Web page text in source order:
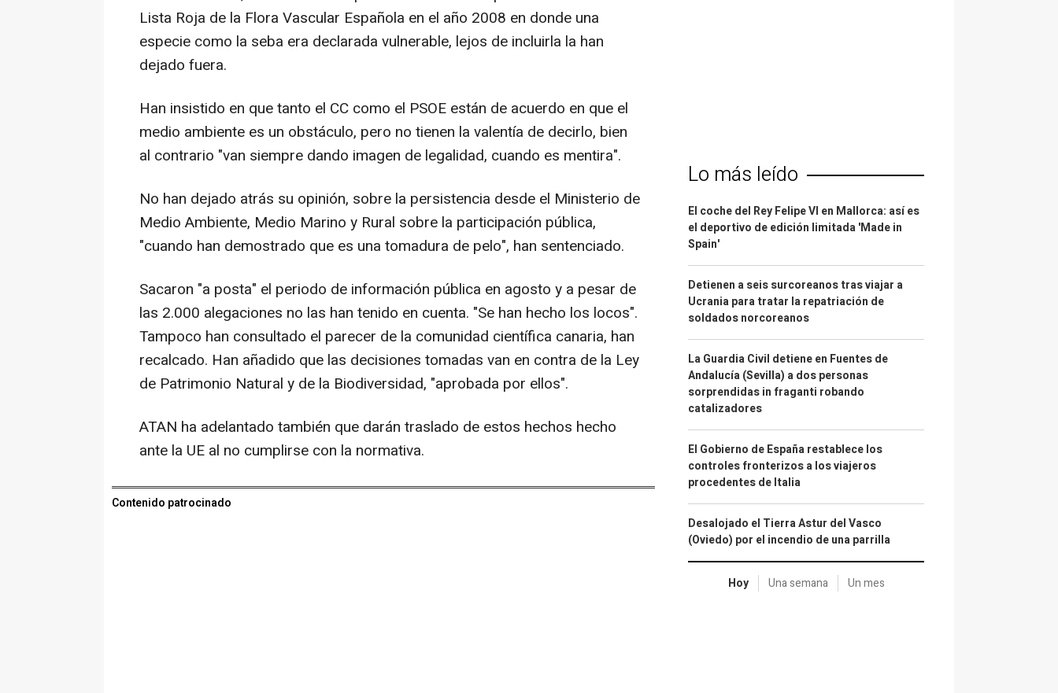
Lista Roja de la Flora Vascular Española en el año 2008 en donde una
especie como la seba era declarada vulnerable, lejos de incluirla la han
dejado fuera.
Han insistido en que tanto el CC como el PSOE están de acuerdo en que el
medio ambiente es un obstáculo, pero no tienen la valentía de decirlo, bien
al contrario "van siempre dando imagen de legalidad, cuando es mentira".
No han dejado atrás su opinión, sobre la persistencia desde el Ministerio de
Medio Ambiente, Medio Marino y Rural sobre la participación pública,
"cuando han demostrado que es una tomadura de pelo", han sentenciado.
Sacaron "a posta" el periodo de información pública en agosto y a pesar de
las 2.000 alegaciones no las han tenido en cuenta. "Se han hecho los locos".
Tampoco han consultado el parecer de la comunidad científica canaria, han
recalcado. Han añadido que las decisiones tomadas van en contra de la Ley
de Patrimonio Natural y de la Biodiversidad, "aprobada por ellos".
ATAN ha adelantado también que darán traslado de estos hechos hecho
ante la UE al no cumplirse con la normativa.
Contenido patrocinado
Lo más leído
El coche del Rey Felipe VI en Mallorca: así es
el deportivo de edición limitada 'Made in
Spain'
Detienen a seis surcoreanos tras viajar a
Ucrania para tratar la repatriación de
soldados norcoreanos
La Guardia Civil detiene en Fuentes de
Andalucía (Sevilla) a dos personas
sorprendidas in fraganti robando
catalizadores
El Gobierno de España restablece los
controles fronterizos a los viajeros
procedentes de Italia
Desalojado el Tierra Astur del Vasco
(Oviedo) por el incendio de una parrilla
Hoy Una semana Un mes